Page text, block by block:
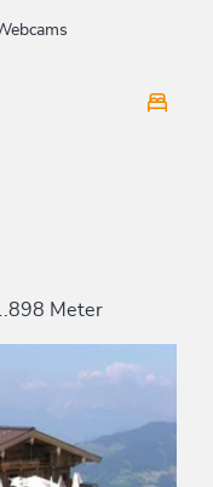
Meter